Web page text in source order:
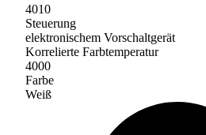
4010
Steuerung
elektronischem Vorschaltgerät
Korrelierte Farbtemperatur
4000
Farbe
Weiß